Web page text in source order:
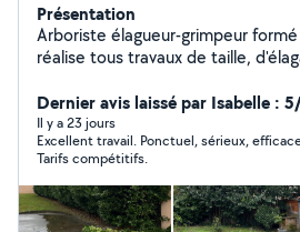
Présentation
Arboriste élagueur-grimpeur
réalise tous travaux de taille,
complexe. Passionné et
son milieu, je suis à votre écoute
mieux dans la gestion de votre
propose également la taille et le
débroussaillage et le broyage de
pas à me contacter pour toute demande.
Dernier avis laissé par Isabelle :
Il y a 23 jours
Excellent travail. Ponctuel, sérieux,
Tarifs compétitifs.